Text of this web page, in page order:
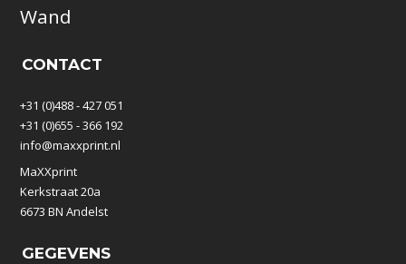
Wand
CONTACT
+31 (0)488 - 427 051
+31 (0)655 - 366 192
info@maxxprint.nl
MaXXprint
Kerkstraat 20a
6673 BN Andelst
GEGEVENS